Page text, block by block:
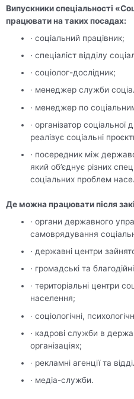
Випускники спеціальності
працювати на таких посадах:
· соціальний працівник;
· спеціаліст відділу
· соціолог-дослідник;
· менеджер служби
· менеджер по
· організатор соціальної
реалізує соціальні
· посередник між
який об’єднує різних
соціальних проблем
Де можна працювати після
· органи державного
самоврядування
· державні центри
· громадські та
· територіальні центри
населення;
· соціологічні,
· кадрові служби в
організаціях;
· рекламні агенції та
· медіа-служби.